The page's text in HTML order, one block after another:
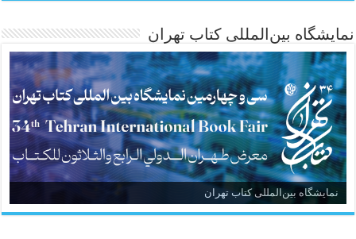
نمایشگاه بین‌المللی کتاب تهران
نمایشگاه بین‌المللی کتاب تهران